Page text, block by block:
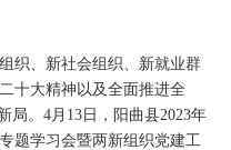
织、新社会组织、新就业群
十大精神以及全面推进全
局。4月13日，阳曲县2023年
题学习会暨两新组织党建工